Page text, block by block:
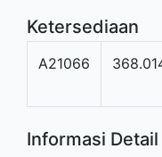
Ketersediaan
A21066
Informasi Detail